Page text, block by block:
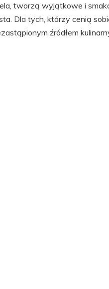
tworzą wyjątkowe i
Dla tych, którzy cenią
źródłem